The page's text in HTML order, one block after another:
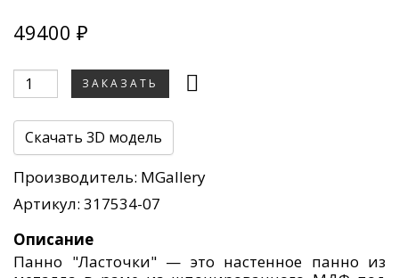
49400 ₽
ЗАКАЗАТЬ
Скачать 3D модель
Производитель: MGallery
Артикул: 317534-07
Описание
Панно "Ласточки" — это настенное панно из